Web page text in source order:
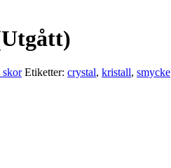
Etiketter: crystal, kristall, smycke